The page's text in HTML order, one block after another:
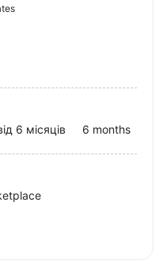
6 місяців
6 months